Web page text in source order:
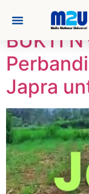
BUKTI
Japra